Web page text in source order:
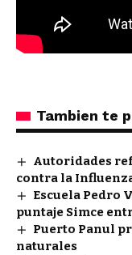
Tambien te
Autoridades
contra la
Escuela Pedro
puntaje Simce
Puerto Panul
naturales